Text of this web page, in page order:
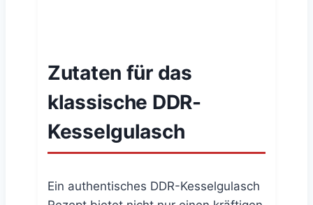
Zutaten für das
klassische DDR-
Kesselgulasch
Ein authentisches DDR-Kesselgulasch